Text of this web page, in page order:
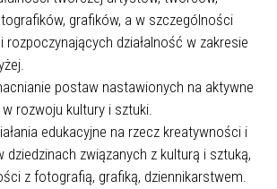
grafików, a w szczególności
rozpoczynających działalność w zakresie
postaw nastawionych na aktywne
w rozwoju kultury i sztuki.
edukacyjne na rzecz kreatywności i
związanych z kulturą i sztuką,
z fotografią, grafiką, dziennikarstwem.